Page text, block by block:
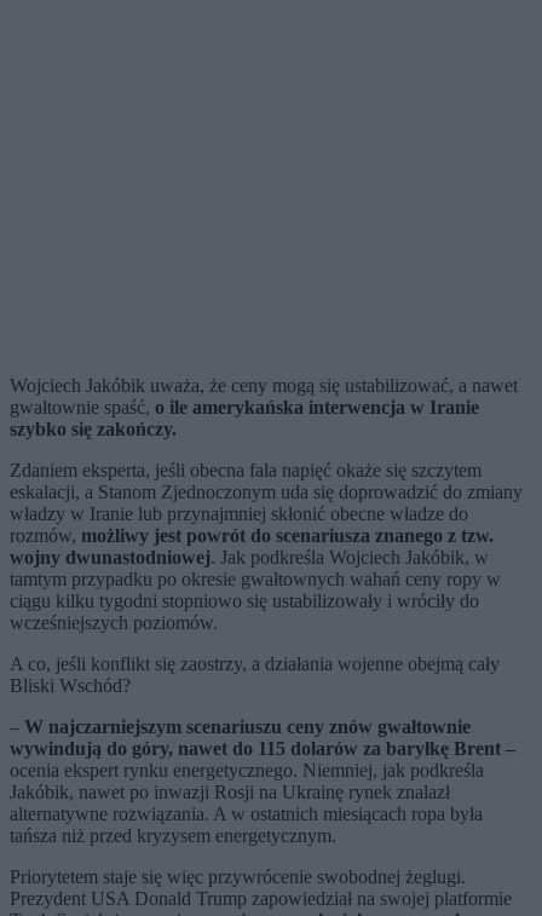
Wojciech Jakóbik uważa, że ceny mogą się ustabilizować, a nawet
gwałtownie spaść, o ile amerykańska interwencja w Iranie
szybko się zakończy.
Zdaniem eksperta, jeśli obecna fala napięć okaże się szczytem
eskalacji, a Stanom Zjednoczonym uda się doprowadzić do zmiany
władzy w Iranie lub przynajmniej skłonić obecne władze do
rozmów, możliwy jest powrót do scenariusza znanego z tzw.
wojny dwunastodniowej. Jak podkreśla Wojciech Jakóbik, w
tamtym przypadku po okresie gwałtownych wahań ceny ropy w
ciągu kilku tygodni stopniowo się ustabilizowały i wróciły do
wcześniejszych poziomów.
A co, jeśli konflikt się zaostrzy, a działania wojenne obejmą cały
Bliski Wschód?
– W najczarniejszym scenariuszu ceny znów gwałtownie
wywindują do góry, nawet do 115 dolarów za baryłkę Brent –
ocenia ekspert rynku energetycznego. Niemniej, jak podkreśla
Jakóbik, nawet po inwazji Rosji na Ukrainę rynek znalazł
alternatywne rozwiązania. A w ostatnich miesiącach ropa była
tańsza niż przed kryzysem energetycznym.
Priorytetem staje się więc przywrócenie swobodnej żeglugi.
Prezydent USA Donald Trump zapowiedział na swojej platformie